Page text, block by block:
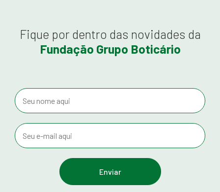
Fique por dentro das novidades da
Fundação Grupo Boticário